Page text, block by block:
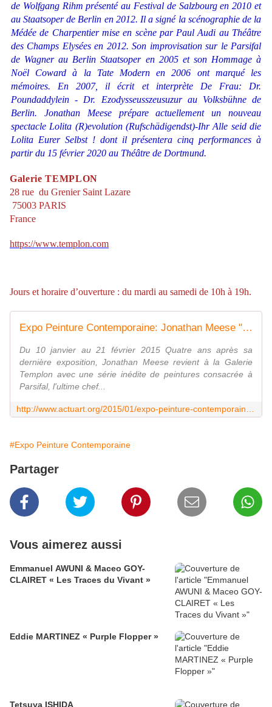
de Wolfgang Rihm présenté au Festival de Salzbourg en 2010 et
au Staatsoper de Berlin en 2012. Il a signé la scénographie de la
Médéede Charpentier mise en scène par Paul Audi au Théâtre
des Champs Elysées en 2012. Son improvisation sur le Parsifal
de Wagner au Berlin Staatsoper en 2005 et son Hommage à
Noël Coward à la Tate Modern en 2006 ont marqué les
mémoires. En 2007, il écrit et interprète De Frau: Dr.
Poundaddylein - Dr. Ezodysseusszeusuzurau Volksbühne de
Berlin. Jonathan Meese prépare actuellement un nouveau
spectacle Lolita (R)evolution (Rufschädigendst)-Ihr Alle seid die
Lolita Eurer Selbst ! dont il présenteracinq performances à
partir du 15 février 2020 au Théâtre de Dortmund.
Galerie TEMPLON
28 rue du Grenier Saint Lazare
75003 PARIS
France
https://www.templon.com
Jours et horaire d’ouverture : du mardi au samedi de 10h à 19h.
Expo Peinture Contemporaine: Jonathan Meese "Parsifal de Large" - ACTUART by Eric SIMON
Du 10 janvier au 21 février 2015 Quatre ans après sa
dernière exposition, Jonathan Meese revient à la Galerie
Templon avec une série inédite de peintures consacrée à
Parsifal, l'ultime chef...
#Expo Peinture Contemporaine
Partager
Vous aimerez aussi
Emmanuel AWUNI & Maceo GOY-
CLAIRET « Les Traces du Vivant »
Eddie MARTINEZ « Purple Flopper »
Tetsuya ISHIDA